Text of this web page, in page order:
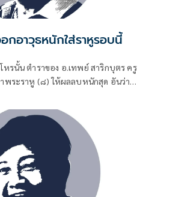
อาวุธหนักใส่ราหูรอบนี้
หรนั้น ตำราของ อ.เทพย์ สาริกบุตร ครู
พระราหู (๘) ให้ผลลบหนักสุด อันว่า
จริตและอกุศลจิต มัวเมาไปในอารมณ์
มทางโหรคือ "ทายมัวเมาให้ทายราหู”